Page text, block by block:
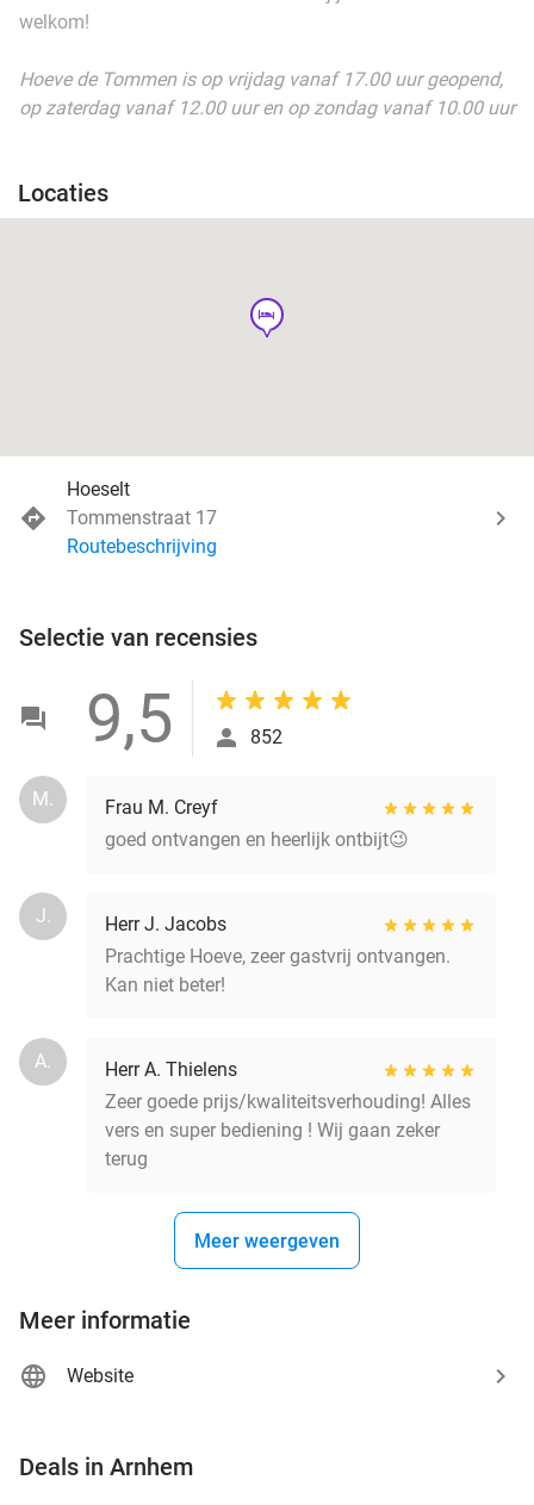
welkom!
Hoeve de Tommen is op vrijdag vanaf 17.00 uur geopend,
op zaterdag vanaf 12.00 uur en op zondag vanaf 10.00 uur
Locaties
hotel
Hoeselt
Tommenstraat 17
Routebeschrijving
Selectie van recensies
9,5 852
M.
Frau M. Creyf
goed ontvangen en heerlijk ontbijt😉
J.
Herr J. Jacobs
Prachtige Hoeve, zeer gastvrij ontvangen.
Kan niet beter!
A.
Herr A. Thielens
Zeer goede prijs/kwaliteitsverhouding! Alles
vers en super bediening ! Wij gaan zeker
terug
Meer weergeven
Meer informatie
Website
Deals in Arnhem